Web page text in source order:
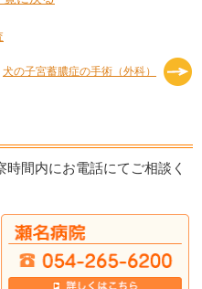
犬の子宮蓄膿症の手術（外科）
間内にお電話にてご相談く